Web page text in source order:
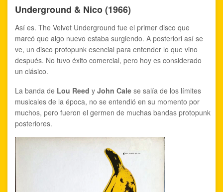
Underground & Nico (1966)
Así es. The Velvet Underground fue el primer disco que
marcó que algo nuevo estaba surgiendo. A posteriori así se
ve, un disco protopunk esencial para entender lo que vino
después. No tuvo éxito comercial, pero hoy es considerado
un clásico.
La banda de Lou Reed y John Cale se salía de los límites
musicales de la época, no se entendió en su momento por
muchos, pero fueron el germen de muchas bandas protopunk
posteriores.